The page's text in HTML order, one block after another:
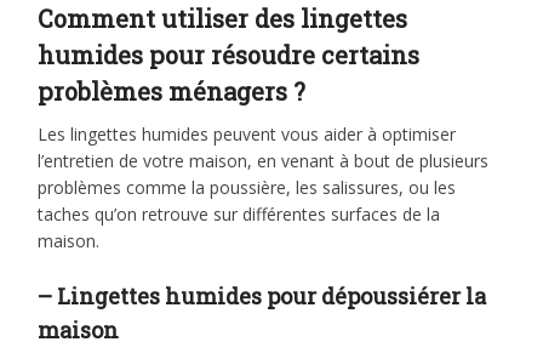
Comment utiliser des lingettes
humides pour résoudre certains
problèmes ménagers ?
Les lingettes humides peuvent vous aider à optimiser
l’entretien de votre maison, en venant à bout de plusieurs
problèmes comme la poussière, les salissures, ou les
taches qu’on retrouve sur différentes surfaces de la
maison.
– Lingettes humides pour dépoussiérer la
maison